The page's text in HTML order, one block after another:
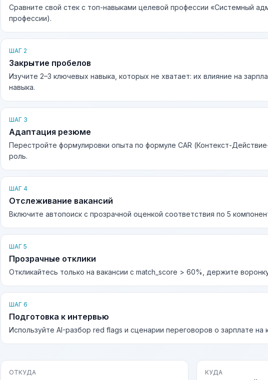
Сравните свой стек с топ-навыками целевой профессии «Системный
профессии).
ШАГ 2
Закрытие пробелов
Изучите 2–3 ключевых навыка, которых не хватает: их влияние на
навыка.
ШАГ 3
Адаптация резюме
Перестройте формулировки опыта по формуле CAR (Контекст-
роль.
ШАГ 4
Отслеживание вакансий
Включите автопоиск с прозрачной оценкой соответствия по 5
ШАГ 5
Прозрачные отклики
Откликайтесь только на вакансии с match_score > 60%, держите
ШАГ 6
Подготовка к интервью
Используйте AI-разбор red flags и сценарии переговоров о зарплате
ОТКУДА КУДА